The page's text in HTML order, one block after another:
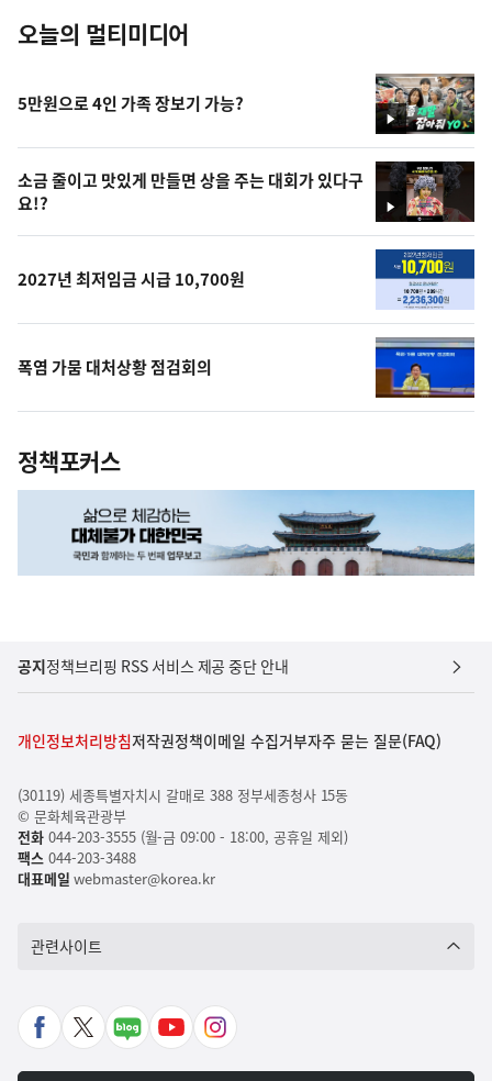
오늘의 멀티미디어
영
상
5만원으로 4인 가족 장보기 가능?
영
상
소금 줄이고 맛있게 만들면 상을 주는 대회가 있다구
요!?
2027년 최저임금 시급 10,700원
폭염 가뭄 대처상황 점검회의
정책포커스
공지정책브리핑 RSS 서비스 제공 중단 안내
개인정보처리방침저작권정책이메일 수집거부자주 묻는 질문(FAQ)
(30119) 세종특별자치시 갈매로 388 정부세종청사 15동
© 문화체육관광부
전화044-203-3555 (월-금 09:00 - 18:00, 공휴일 제외)
팩스 044-203-3488
대표메일 webmaster@korea.kr
관련사이트
페
X
네
유
인